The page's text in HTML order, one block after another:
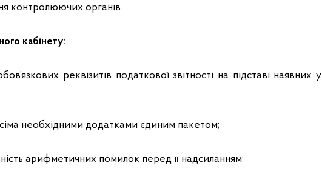
контролюючих органів.
кабінету:
реквізитів податкової звітності на підставі наявних у
необхідними додатками єдиним пакетом;
арифметичних помилок перед її надсиланням;